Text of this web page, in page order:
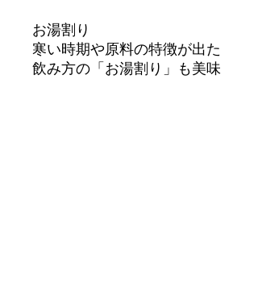
お湯割り
寒い時期や原料の特徴が出た
飲み方の「お湯割り」も美味